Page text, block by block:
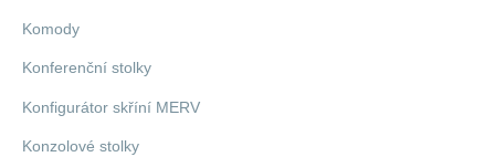
Komody
Konferenční stolky
Konfigurátor skříní MERV
Konzolové stolky